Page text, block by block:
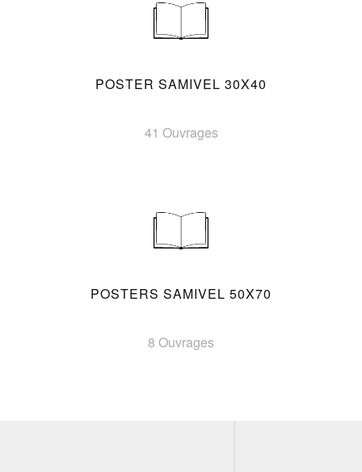
POSTER SAMIVEL 30X40
41 Ouvrages
POSTERS SAMIVEL 50X70
8 Ouvrages